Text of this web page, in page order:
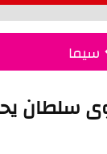
سيما